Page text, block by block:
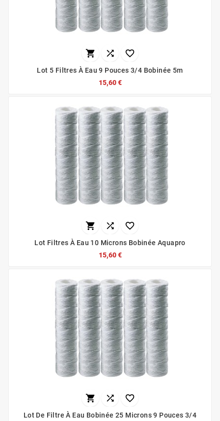
  
Lot 5 Filtres À Eau 9 Pouces 3/4 Bobinée 5m
15,60 €
  
Lot Filtres À Eau 10 Microns Bobinée Aquapro
15,60 €
  
Lot De Filtre À Eau Bobinée 25 Microns 9 Pouces 3/4